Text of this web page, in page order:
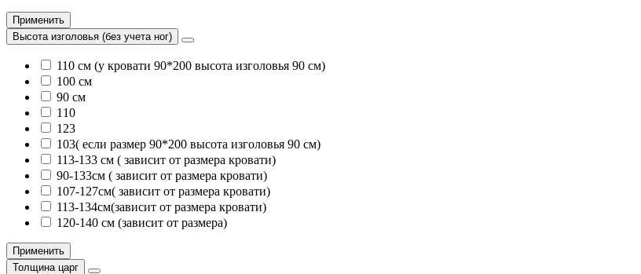
Применить
Высота изголовья (без учета ног)
110 см (у кровати 90*200 высота изголовья 90 см)
100 см
90 см
110
123
103( если размер 90*200 высота изголовья 90 см)
113-133 см ( зависит от размера кровати)
90-133см ( зависит от размера кровати)
107-127см( зависит от размера кровати)
113-134см(зависит от размера кровати)
120-140 см (зависит от размера)
Применить
Толщина царг